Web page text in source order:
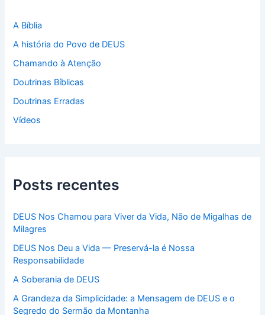
p
r
:
A Bíblia
A história do Povo de DEUS
Chamando à Atenção
Doutrinas Bíblicas
Doutrinas Erradas
Vídeos
Posts recentes
DEUS Nos Chamou para Viver da Vida, Não de Migalhas de
Milagres
DEUS Nos Deu a Vida — Preservá-la é Nossa
Responsabilidade
A Soberania de DEUS
A Grandeza da Simplicidade: a Mensagem de DEUS e o
Segredo do Sermão da Montanha